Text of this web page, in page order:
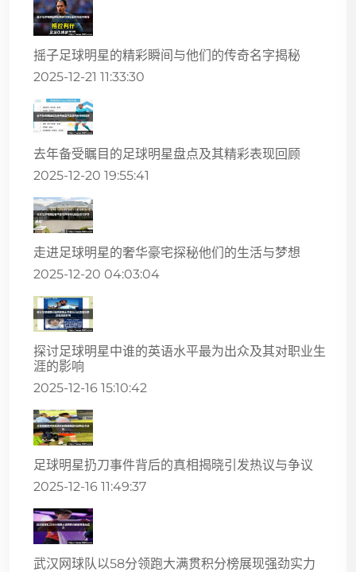
摇子足球明星的精彩瞬间与他们的传奇名字揭秘
2025-12-21 11:33:30
去年备受瞩目的足球明星盘点及其精彩表现回顾
2025-12-20 19:55:41
走进足球明星的奢华豪宅探秘他们的生活与梦想
2025-12-20 04:03:04
探讨足球明星中谁的英语水平最为出众及其对职业生
涯的影响
2025-12-16 15:10:42
足球明星扔刀事件背后的真相揭晓引发热议与争议
2025-12-16 11:49:37
武汉网球队以58分领跑大满贯积分榜展现强劲实力